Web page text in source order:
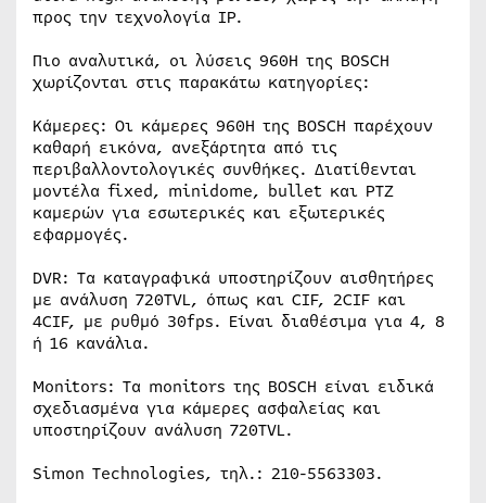
προς την τεχνολογία IP.
Πιο αναλυτικά, οι λύσεις 960Η της BOSCH
χωρίζονται στις παρακάτω κατηγορίες:
Κάμερες: Οι κάμερες 960Η της BOSCH παρέχουν
καθαρή εικόνα, ανεξάρτητα από τις
περιβαλλοντολογικές συνθήκες. Διατίθενται
μοντέλα fixed, minidome, bullet και PTZ
καμερών για εσωτερικές και εξωτερικές
εφαρμογές.
DVR: Τα καταγραφικά υποστηρίζουν αισθητήρες
με ανάλυση 720TVL, όπως και CIF, 2CIF και
4CIF, με ρυθμό 30fps. Είναι διαθέσιμα για 4, 8
ή 16 κανάλια.
Monitors: Τα monitors της BOSCH είναι ειδικά
σχεδιασμένα για κάμερες ασφαλείας και
υποστηρίζουν ανάλυση 720TVL.
Simon Technologies, τηλ.: 210-5563303.